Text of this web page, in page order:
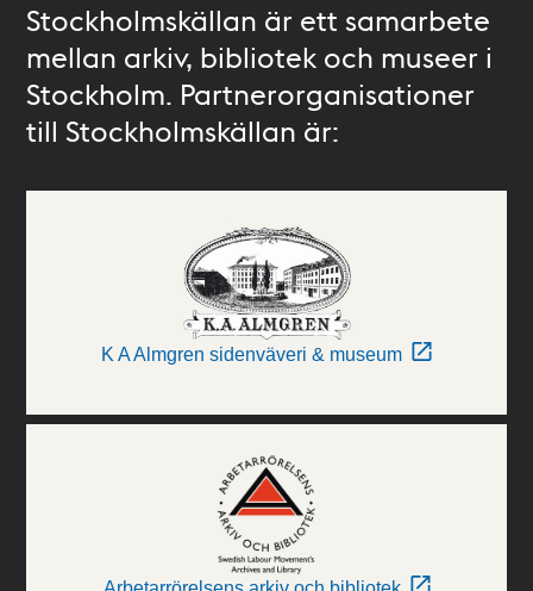
Stockholmskällan är ett samarbete
mellan arkiv, bibliotek och museer i
Stockholm. Partnerorganisationer
till Stockholmskällan är:
K A Almgren sidenväveri & museum